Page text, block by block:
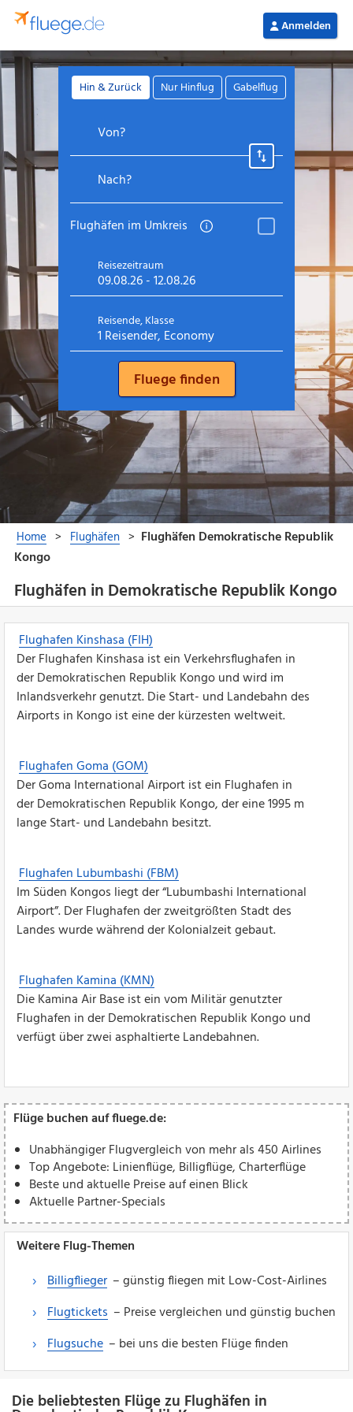
Flughäfen in Demokratische Republik Kongo
Flughafen Kinshasa (FIH)
Der Flughafen Kinshasa ist ein Verkehrsflughafen in
der Demokratischen Republik Kongo und wird im
Inlandsverkehr genutzt. Die Start- und Landebahn des
Airports in Kongo ist eine der kürzesten weltweit.
Flughafen Goma (GOM)
Der Goma International Airport ist ein Flughafen in
der Demokratischen Republik Kongo, der eine 1995 m
lange Start- und Landebahn besitzt.
Flughafen Lubumbashi (FBM)
Im Süden Kongos liegt der “Lubumbashi International
Airport”. Der Flughafen der zweitgrößten Stadt des
Landes wurde während der Kolonialzeit gebaut.
Flughafen Kamina (KMN)
Die Kamina Air Base ist ein vom Militär genutzter
Flughafen in der Demokratischen Republik Kongo und
verfügt über zwei asphaltierte Landebahnen.
Flüge buchen auf fluege.de:
Unabhängiger Flugvergleich von mehr als 450 Airlines
Top Angebote: Linienflüge, Billigflüge, Charterflüge
Beste und aktuelle Preise auf einen Blick
Aktuelle Partner-Specials
Weitere Flug-Themen
Billigflieger – günstig fliegen mit Low-Cost-Airlines
Flugtickets – Preise vergleichen und günstig buchen
Flugsuche – bei uns die besten Flüge finden
Die beliebtesten Flüge zu Flughäfen in